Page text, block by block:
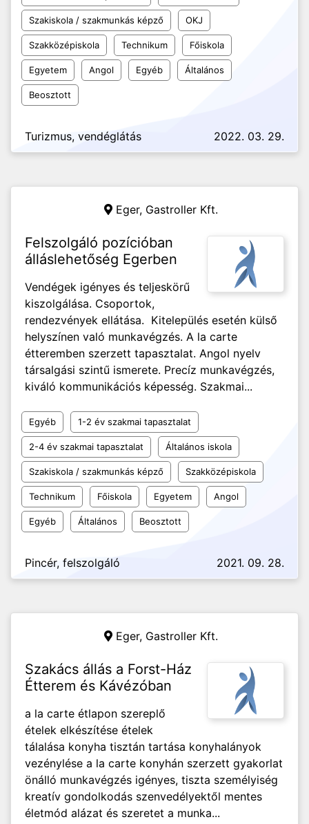
Szakiskola / szakmunkás képző OKJ
Szakközépiskola Technikum Főiskola
Egyetem Angol Egyéb Általános
Beosztott
Turizmus, vendéglátás 2022. 03. 29.
Eger, Gastroller Kft.
Felszolgáló pozícióban
álláslehetőség Egerben
Vendégek igényes és teljeskörű
kiszolgálása. Csoportok,
rendezvények ellátása. Kitelepülés esetén külső
helyszínen való munkavégzés. A la carte
étteremben szerzett tapasztalat. Angol nyelv
társalgási szintű ismerete. Precíz munkavégzés,
kiváló kommunikációs képesség. Szakmai...
Egyéb 1-2 év szakmai tapasztalat
2-4 év szakmai tapasztalat Általános iskola
Szakiskola / szakmunkás képző Szakközépiskola
Technikum Főiskola Egyetem Angol
Egyéb Általános Beosztott
Pincér, felszolgáló 2021. 09. 28.
Eger, Gastroller Kft.
Szakács állás a Forst-Ház
Étterem és Kávézóban
a la carte étlapon szereplő
ételek elkészítése ételek
tálalása konyha tisztán tartása konyhalányok
vezénylése a la carte konyhán szerzett gyakorlat
önálló munkavégzés igényes, tiszta személyiség
kreatív gondolkodás szenvedélyektől mentes
életmód alázat és szeretet a munka...